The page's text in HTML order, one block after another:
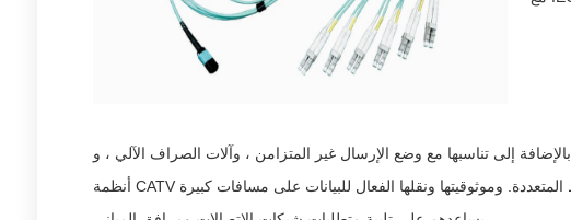
بالإضافة إلى تناسبها مع وضع الإرسال غير المتزامن ، وآلات الصراف الآلي ، وGigabit Ethernet ، وواجهات جهاز الإرسال والاستقبال النشطة ، فإن كابل تصحيح الألياف MTP / MPO مثالي أيضًا للاستخدام في
أنظمة CATV والوسائط المتعددة. هذه الكابلات مصنوعة لإعطاء ممتازة، عرض النطاق الترددي العالي الفيديو وغيرها من نقل البيانات الوسائط المتعددة. وموثوقيتها ونقلها الفعال للبيانات على مسافات كبيرة